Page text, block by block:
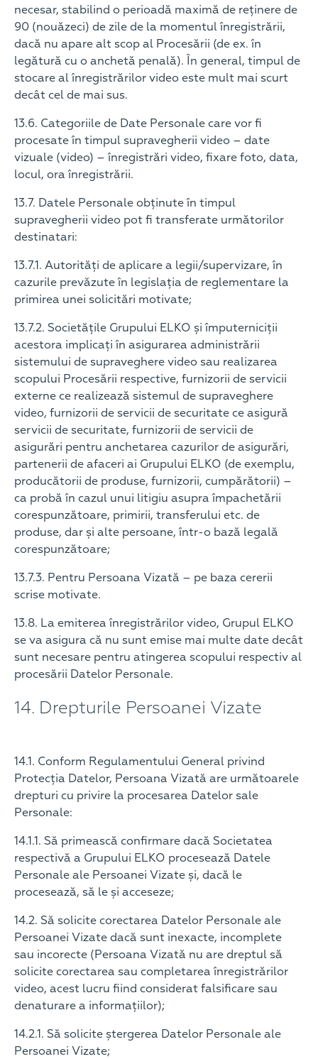
necesar, stabilind o perioadă maximă de reținere de
90 (nouăzeci) de zile de la momentul înregistrării,
dacă nu apare alt scop al Procesării (de ex. în
legătură cu o anchetă penală). În general, timpul de
stocare al înregistrărilor video este mult mai scurt
decât cel de mai sus.
13.6. Categoriile de Date Personale care vor fi
procesate în timpul supravegherii video – date
vizuale (video) – înregistrări video, fixare foto, data,
locul, ora înregistrării.
13.7. Datele Personale obținute în timpul
supravegherii video pot fi transferate următorilor
destinatari:
13.7.1. Autorități de aplicare a legii/supervizare, în
cazurile prevăzute în legislația de reglementare la
primirea unei solicitări motivate;
13.7.2. Societățile Grupului ELKO și împuterniciții
acestora implicați în asigurarea administrării
sistemului de supraveghere video sau realizarea
scopului Procesării respective, furnizorii de servicii
externe ce realizează sistemul de supraveghere
video, furnizorii de servicii de securitate ce asigură
servicii de securitate, furnizorii de servicii de
asigurări pentru anchetarea cazurilor de asigurări,
partenerii de afaceri ai Grupului ELKO (de exemplu,
producătorii de produse, furnizorii, cumpărătorii) –
ca probă în cazul unui litigiu asupra împachetării
corespunzătoare, primirii, transferului etc. de
produse, dar și alte persoane, într-o bază legală
corespunzătoare;
13.7.3. Pentru Persoana Vizată – pe baza cererii
scrise motivate.
13.8. La emiterea înregistrărilor video, Grupul ELKO
se va asigura că nu sunt emise mai multe date decât
sunt necesare pentru atingerea scopului respectiv al
procesării Datelor Personale.
14. Drepturile Persoanei Vizate
14.1. Conform Regulamentului General privind
Protecția Datelor, Persoana Vizată are următoarele
drepturi cu privire la procesarea Datelor sale
Personale:
14.1.1. Să primească confirmare dacă Societatea
respectivă a Grupului ELKO procesează Datele
Personale ale Persoanei Vizate și, dacă le
procesează, să le și acceseze;
14.2. Să solicite corectarea Datelor Personale ale
Persoanei Vizate dacă sunt inexacte, incomplete
sau incorecte (Persoana Vizată nu are dreptul să
solicite corectarea sau completarea înregistrărilor
video, acest lucru fiind considerat falsificare sau
denaturare a informațiilor);
14.2.1. Să solicite ștergerea Datelor Personale ale
Persoanei Vizate;